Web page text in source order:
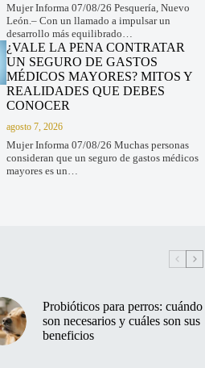
Mujer Informa 07/08/26 Pesquería, Nuevo
León.– Con un llamado a impulsar un
desarrollo más equilibrado…
¿VALE LA PENA CONTRATAR
UN SEGURO DE GASTOS
MÉDICOS MAYORES? MITOS Y
REALIDADES QUE DEBES
CONOCER
agosto 7, 2026
Mujer Informa 07/08/26 Muchas personas
consideran que un seguro de gastos médicos
mayores es un…
Probióticos para perros: cuándo
son necesarios y cuáles son sus
beneficios